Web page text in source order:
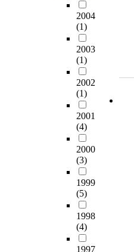
2004
(1)
2003
(1)
2002
(1)
2001
(4)
2000
(3)
1999
(5)
1998
(4)
1997